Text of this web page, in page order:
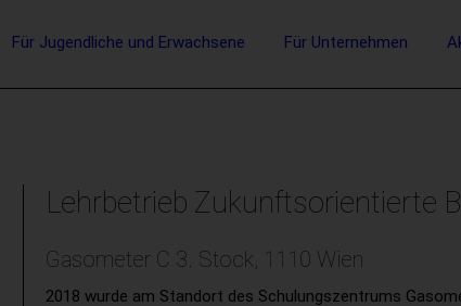
Für Jugendliche und Erwachsene Für Unternehmen
Lehrbetrieb Zukunftsorientierte
Gasometer C 3. Stock, 1110 Wien
2018 wurde am Standort des Schulungszentrums